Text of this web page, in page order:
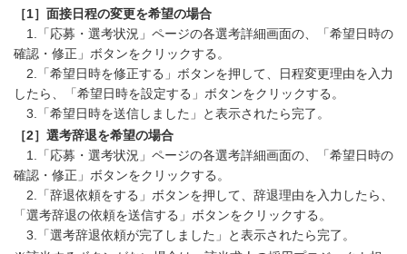
［1］面接日程の変更を希望の場合
1.「応募・選考状況」ページの各選考詳細画面の、「希望日時の
確認・修正」ボタンをクリックする。
2.「希望日時を修正する」ボタンを押して、日程変更理由を入力
したら、「希望日時を設定する」ボタンをクリックする。
3.「希望日時を送信しました」と表示されたら完了。
［2］選考辞退を希望の場合
1.「応募・選考状況」ページの各選考詳細画面の、「希望日時の
確認・修正」ボタンをクリックする。
2.「辞退依頼をする」ボタンを押して、辞退理由を入力したら、
「選考辞退の依頼を送信する」ボタンをクリックする。
3.「選考辞退依頼が完了しました」と表示されたら完了。